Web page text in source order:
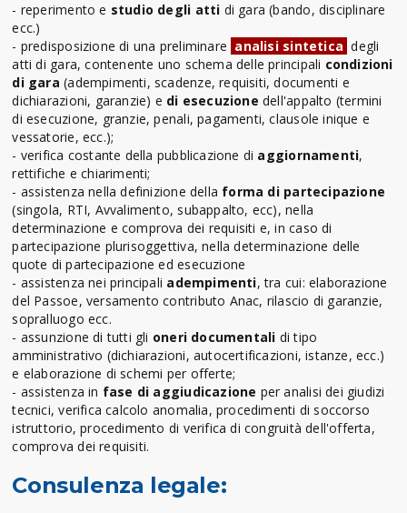
- reperimento e studio degli atti di gara (bando, disciplinare
ecc.)
- predisposizione di una preliminare analisi sintetica degli
atti di gara, contenente uno schema delle principali condizioni
di gara (adempimenti, scadenze, requisiti, documenti e
dichiarazioni, garanzie) e di esecuzione dell'appalto (termini
di esecuzione, granzie, penali, pagamenti, clausole inique e
vessatorie, ecc.);
- verifica costante della pubblicazione di aggiornamenti,
rettifiche e chiarimenti;
- assistenza nella definizione della forma di partecipazione
(singola, RTI, Avvalimento, subappalto, ecc), nella
determinazione e comprova dei requisiti e, in caso di
partecipazione plurisoggettiva, nella determinazione delle
quote di partecipazione ed esecuzione
- assistenza nei principali adempimenti, tra cui: elaborazione
del Passoe, versamento contributo Anac, rilascio di garanzie,
sopralluogo ecc.
- assunzione di tutti gli oneri documentali di tipo
amministrativo (dichiarazioni, autocertificazioni, istanze, ecc.)
e elaborazione di schemi per offerte;
- assistenza in fase di aggiudicazione per analisi dei giudizi
tecnici, verifica calcolo anomalia, procedimenti di soccorso
istruttorio, procedimento di verifica di congruità dell'offerta,
comprova dei requisiti.
Consulenza legale: